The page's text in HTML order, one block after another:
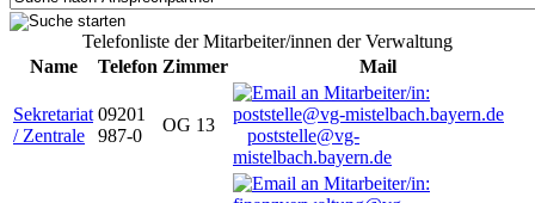
Telefonliste der Mitarbeiter/innen der Verwaltung
Name
Telefon Zimmer Mail
Sekretariat
/ Zentrale
09201
987-0
OG 13
poststelle@vg-
mistelbach.bayern.de